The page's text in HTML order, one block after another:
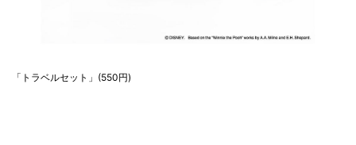
「トラベルセット」(550円)